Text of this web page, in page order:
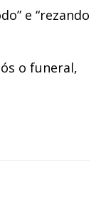
e “rezando
o funeral,